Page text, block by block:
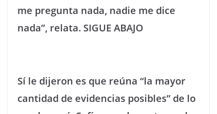
me pregunta nada, nadie me dice
nada”, relata. SIGUE ABAJO
Sí le dijeron es que reúna “la mayor
cantidad de evidencias posibles” de lo